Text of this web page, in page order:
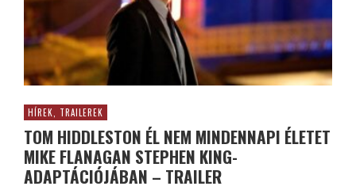
HÍREK, TRAILEREK
TOM HIDDLESTON ÉL NEM MINDENNAPI ÉLETET
MIKE FLANAGAN STEPHEN KING-
ADAPTÁCIÓJÁBAN – TRAILER